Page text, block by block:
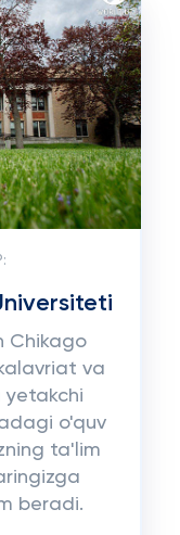
Chikago
va
o'quv
ta'lim
beradi.